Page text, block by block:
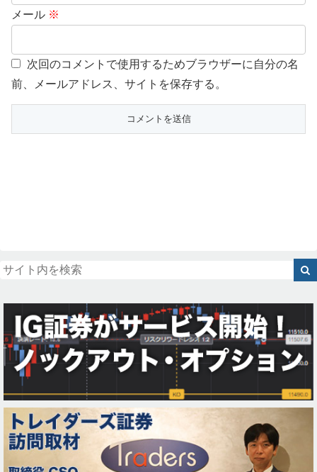
メール ※
次回のコメントで使用するためブラウザーに自分の名
前、メールアドレス、サイトを保存する。